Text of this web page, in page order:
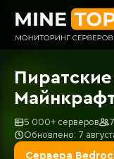
Майнкрафт
5 000+ серверов
Обновлено: 7
Сервера